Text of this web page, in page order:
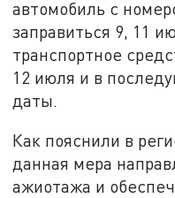
автомобиль с
заправиться 9, 11
транспортное
12 июля и в
даты.
Как пояснили в
данная мера
ажиотажа и